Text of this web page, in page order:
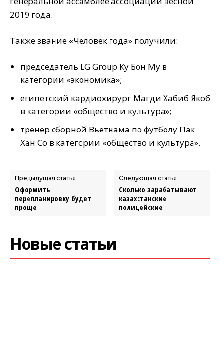
2019 года.
Также звание «Человек года» получили:
председатель LG Group Ку Бон Му в
категории «экономика»;
египетский кардиохирург Магди Хабиб Якоб
в категории «общество и культура»;
тренер сборной Вьетнама по футболу Пак
Хан Со в категории «общество и культура».
Предыдущая статья
Оформить
перепланировку будет
проще
Следующая статья
Сколько зарабатывают
казахстанские
полицейские
Новые статьи